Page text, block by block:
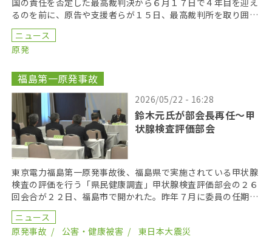
るのを前に、原告や支援者らが１５日、最高裁判所を取り囲む
「人間の鎖」を行い、司法の独立を訴えた。 呼びかけた […]
ニュース
原発
福島第一原発事故
2026/05/22 - 16:28
鈴木元氏が部会長再任〜甲
状腺検査評価部会
東京電力福島第一原発事故後、福島県で実施されている甲状腺
検査の評価を行う「県民健康調査」甲状腺検査評価部会の２６
回会合が２２日、福島市で開かれた。昨年７月に委員の任期を
終え、委員が改選されてから初の開催となり、鈴木元保内 […]
ニュース
原発事故
公害・健康被害 東日本大震災